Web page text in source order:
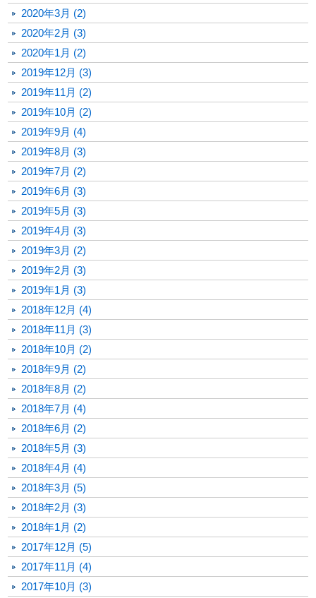
2020年3月 (2)
2020年2月 (3)
2020年1月 (2)
2019年12月 (3)
2019年11月 (2)
2019年10月 (2)
2019年9月 (4)
2019年8月 (3)
2019年7月 (2)
2019年6月 (3)
2019年5月 (3)
2019年4月 (3)
2019年3月 (2)
2019年2月 (3)
2019年1月 (3)
2018年12月 (4)
2018年11月 (3)
2018年10月 (2)
2018年9月 (2)
2018年8月 (2)
2018年7月 (4)
2018年6月 (2)
2018年5月 (3)
2018年4月 (4)
2018年3月 (5)
2018年2月 (3)
2018年1月 (2)
2017年12月 (5)
2017年11月 (4)
2017年10月 (3)